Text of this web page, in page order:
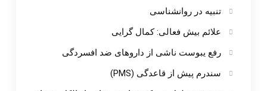
تنبیه در روانشناسی
علائم بیش فعالی: کمال گرایی
رفع یبوست ناشی از داروهای ضد افسردگی
سندرم پیش از قاعدگی (PMS)